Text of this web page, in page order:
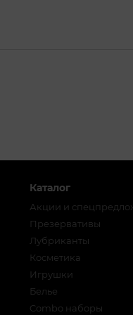
Каталог
Акции и
Презервативы
Лубриканты
Косметика
Игрушки
Белье
Combo наборы